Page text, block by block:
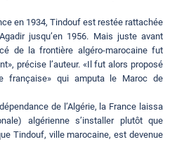
en 1934, Tindouf est restée rattachée
jusqu’en 1956. Mais juste avant
de la frontière algéro-marocaine fut
précise l’auteur. «Il fut alors proposé
française» qui amputa le Maroc de
de l’Algérie, la France laissa
algérienne s’installer plutôt que
Tindouf, ville marocaine, est devenue